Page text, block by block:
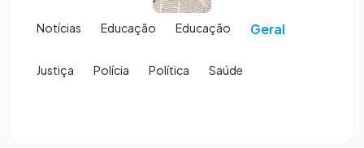
Notícias Educação Educação Geral
Justiça Polícia Política Saúde